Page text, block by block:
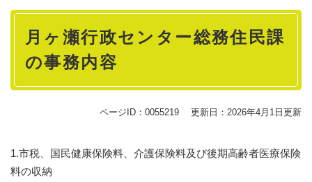
本
月ヶ瀬行政センター総務住民課
の事務内容
ページID：0055219 更新日：2026年4月1日更新
1.市税、国民健康保険料、介護保険料及び後期高齢者医療保険
料の収納